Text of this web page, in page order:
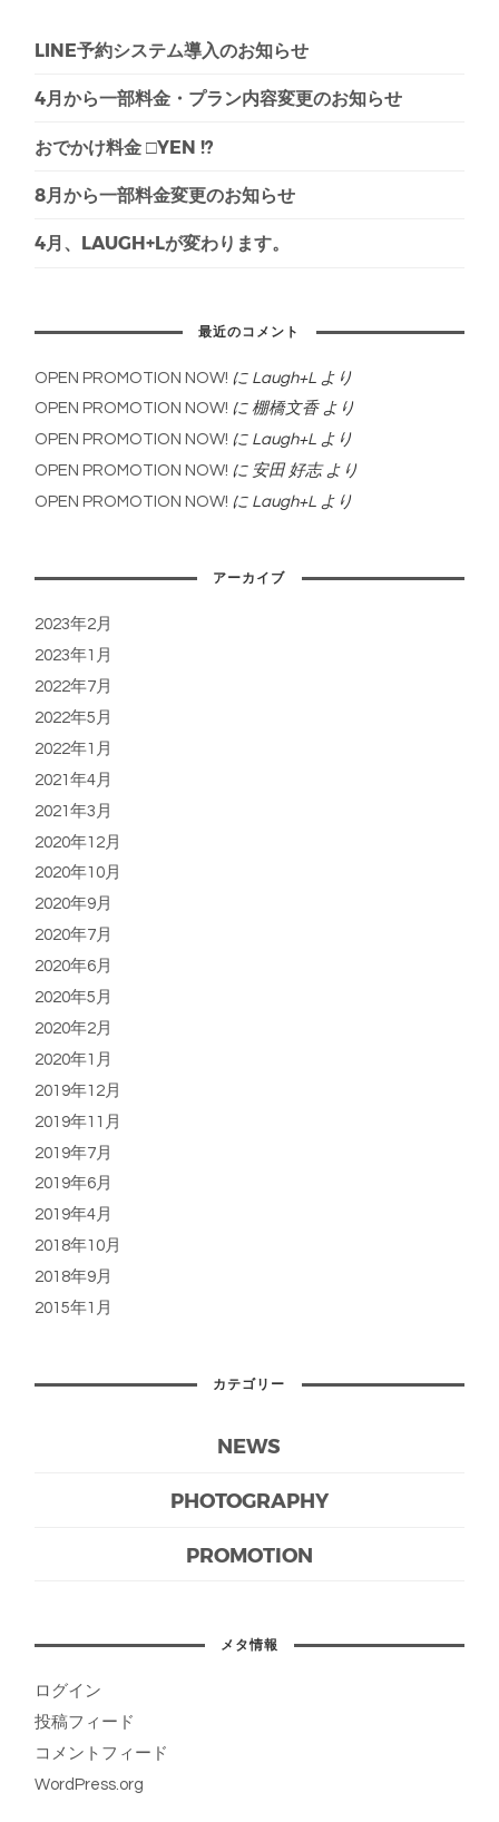
LINE予約システム導入のお知らせ
4月から一部料金・プラン内容変更のお知らせ
おでかけ料金 □YEN !?
8月から一部料金変更のお知らせ
4月、LAUGH+Lが変わります。
最近のコメント
OPEN PROMOTION NOW! に Laugh+L より
OPEN PROMOTION NOW! に 棚橋文香より
OPEN PROMOTION NOW! に Laugh+L より
OPEN PROMOTION NOW! に 安田 好志より
OPEN PROMOTION NOW! に Laugh+L より
アーカイブ
2023年2月
2023年1月
2022年7月
2022年5月
2022年1月
2021年4月
2021年3月
2020年12月
2020年10月
2020年9月
2020年7月
2020年6月
2020年5月
2020年2月
2020年1月
2019年12月
2019年11月
2019年7月
2019年6月
2019年4月
2018年10月
2018年9月
2015年1月
カテゴリー
NEWS
PHOTOGRAPHY
PROMOTION
メタ情報
ログイン
投稿フィード
コメントフィード
WordPress.org